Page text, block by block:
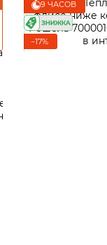
9 ЧАСОВ
−17%